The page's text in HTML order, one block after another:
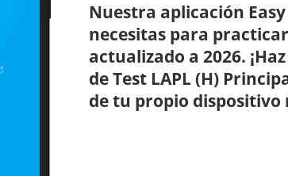
Nuestra aplicación
necesitas para
actualizado a 2026.
de Test LAPL (H)
de tu propio dispositivo